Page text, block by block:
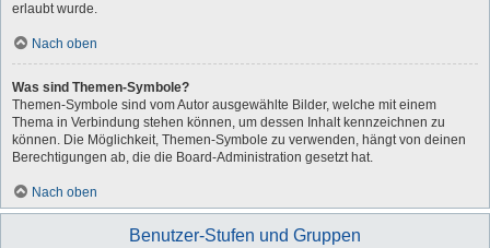
erlaubt wurde.
Nach oben
Was sind Themen-Symbole?
Themen-Symbole sind vom Autor ausgewählte Bilder, welche mit einem
Thema in Verbindung stehen können, um dessen Inhalt kennzeichnen zu
können. Die Möglichkeit, Themen-Symbole zu verwenden, hängt von deinen
Berechtigungen ab, die die Board-Administration gesetzt hat.
Nach oben
Benutzer-Stufen und Gruppen